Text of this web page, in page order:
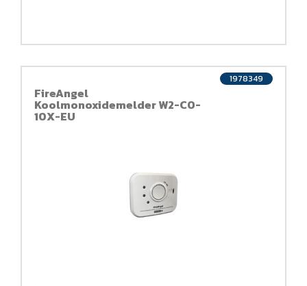
FireAngel
Koolmonoxidemelder W2-CO-
10X-EU
1978349